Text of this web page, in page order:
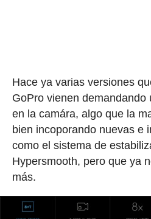
Hace ya varias versiones
GoPro vienen demandando
en la camára, algo que la
bien incoporando nuevas e
como el sistema de
Hypersmooth, pero que ya
más.